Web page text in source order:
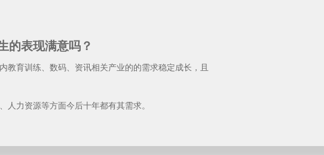
的表现满意吗？
育训练、数码、资讯相关产业的的需求稳定成长，且
力资源等方面今后十年都有其需求。